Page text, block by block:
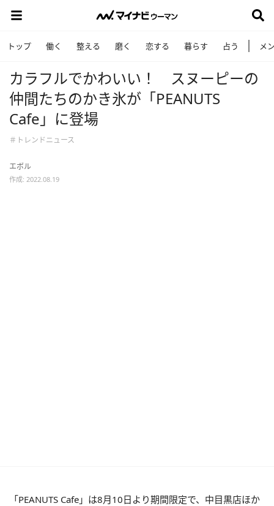
トップ 働く 整える 磨く 恋する 暮らす 占う メ
カラフルでかわいい！ スヌーピーの
仲間たちのかき氷が「PEANUTS
Cafe」に登場
＃トレンドニュース
エボル
作成: 2022.08.19
「PEANUTS Cafe」は8月10日より期間限定で、中目黒店ほか